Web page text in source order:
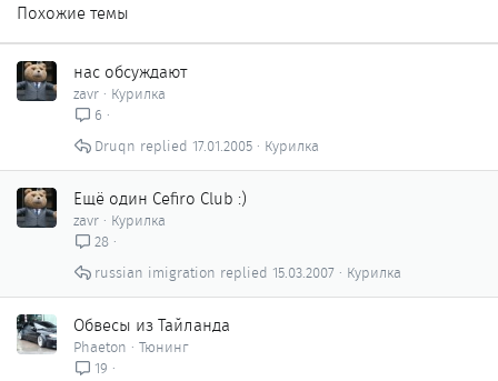
Похожие темы
нас обсуждают
zavr
Курилка
6
Курилка
17.01.2005
Druqn
Ещё один Cefiro Club :)
zavr
Курилка
28
Курилка
15.03.2007
russian imigration
Обвесы из Тайланда
Phaeton
Тюнинг
19